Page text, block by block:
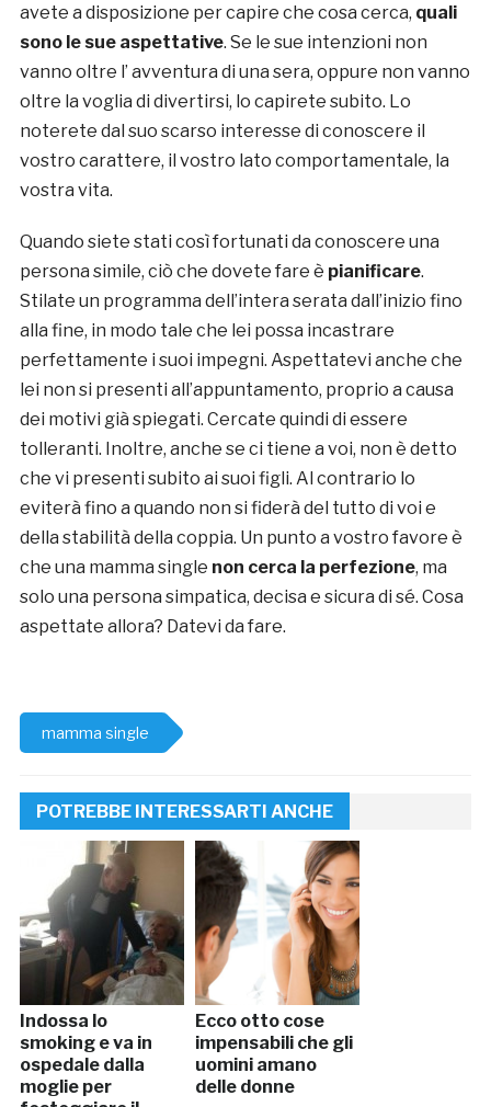
avete a disposizione per capire che cosa cerca, quali
sono le sue aspettative. Se le sue intenzioni non
vanno oltre l’ avventura di una sera, oppure non vanno
oltre la voglia di divertirsi, lo capirete subito. Lo
noterete dal suo scarso interesse di conoscere il
vostro carattere, il vostro lato comportamentale, la
vostra vita.
Quando siete stati così fortunati da conoscere una
persona simile, ciò che dovete fare è pianificare.
Stilate un programma dell’intera serata dall’inizio fino
alla fine, in modo tale che lei possa incastrare
perfettamente i suoi impegni. Aspettatevi anche che
lei non si presenti all’appuntamento, proprio a causa
dei motivi già spiegati. Cercate quindi di essere
tolleranti. Inoltre, anche se ci tiene a voi, non è detto
che vi presenti subito ai suoi figli. Al contrario lo
eviterà fino a quando non si fiderà del tutto di voi e
della stabilità della coppia. Un punto a vostro favore è
che una mamma single non cerca la perfezione, ma
solo una persona simpatica, decisa e sicura di sé. Cosa
aspettate allora? Datevi da fare.
mamma single
POTREBBE INTERESSARTI ANCHE
Indossa lo
smoking e va in
ospedale dalla
moglie per
Ecco otto cose
impensabili che gli
uomini amano
delle donne